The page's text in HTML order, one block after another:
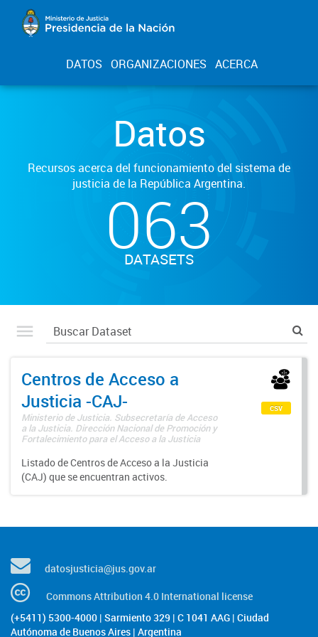
DATOS ORGANIZACIONES ACERCA
Datos
Recursos acerca del funcionamiento del sistema de
justicia de la República Argentina.
063
DATASETS
Centros de Acceso a
Justicia -CAJ-
Ministerio de Justicia. Subsecretaría de Acceso
a la Justicia. Dirección Nacional de Promoción y
Fortalecimiento para el Acceso a la Justicia
Listado de Centros de Acceso a la Justicia
(CAJ) que se encuentran activos.
csv
datosjusticia@jus.gov.ar
Commons Attribution 4.0 International license
(+5411) 5300-4000 | Sarmiento 329 | C 1041 AAG | Ciudad
Autónoma de Buenos Aires | Argentina